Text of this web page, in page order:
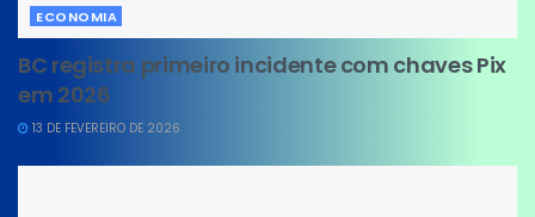
ECONOMIA
BC registra primeiro incidente com chaves Pix
em 2026
13 DE FEVEREIRO DE 2026